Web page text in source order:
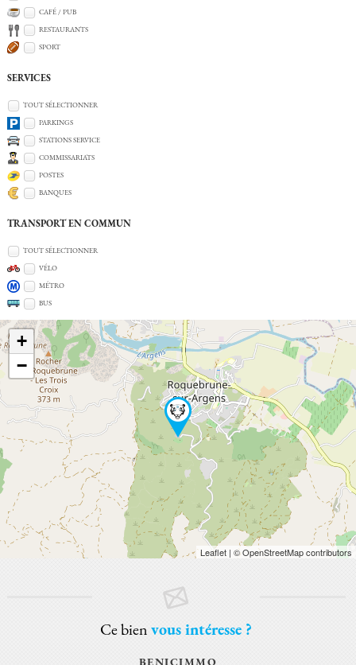
CAFÉ / PUB
RESTAURANTS
SPORT
SERVICES
TOUT SÉLECTIONNER
PARKINGS
STATIONS SERVICE
COMMISSARIATS
POSTES
BANQUES
TRANSPORT EN COMMUN
TOUT SÉLECTIONNER
VÉLO
MÉTRO
BUS
+
−
Leaflet | © OpenStreetMap contributors
Ce bienvous intéresse ?
BENICIMMO